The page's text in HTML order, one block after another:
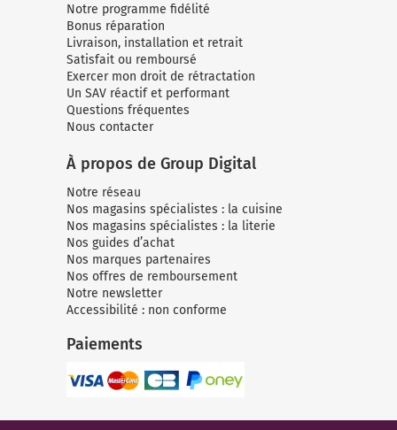
Notre programme fidélité
Bonus réparation
Livraison, installation et retrait
Satisfait ou remboursé
Exercer mon droit de rétractation
Un SAV réactif et performant
Questions fréquentes
Nous contacter
À propos de Group Digital
Notre réseau
Nos magasins spécialistes : la cuisine
Nos magasins spécialistes : la literie
Nos guides d’achat
Nos marques partenaires
Nos offres de remboursement
Notre newsletter
Accessibilité : non conforme
Paiements